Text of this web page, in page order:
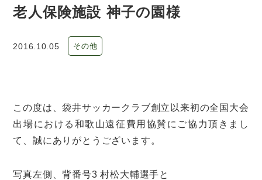
老人保険施設 神子の園様
2016.10.05 その他
この度は、袋井サッカークラブ創立以来初の全国大会
出場における和歌山遠征費用協賛にご協力頂きまし
て、誠にありがとうございます。
写真左側、背番号3 村松大輔選手と